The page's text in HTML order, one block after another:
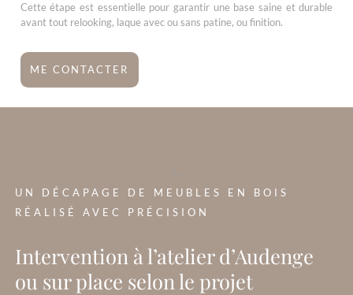
Cette étape est essentielle pour garantir une base saine et durable
avant tout relooking, laque avec ou sans patine, ou finition.
ME CONTACTER
UN DÉCAPAGE DE MEUBLES EN BOIS
RÉALISÉ AVEC PRÉCISION
Intervention à l’atelier d’Audenge
ou sur place selon le projet